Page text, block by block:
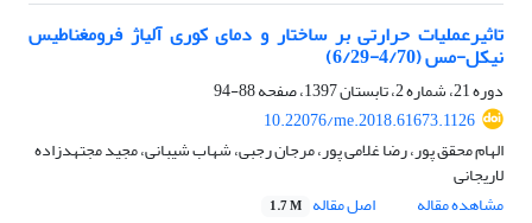
تاثیرعملیات حرارتی بر ساختار و دمای کوری آلیاژ فرومغناطیس
نیکل-مس (4/70-6/29)
دوره 21، شماره 2، تابستان 1397، صفحه
88-94
10.22076/me.2018.61673.1126
الهام محقق پور، رضا غلامی پور، مرجان رجبی، شهاب شیبانی، مجید مجتهدزاده
لاریجانی
مشاهده مقاله
اصل مقاله 1.7 M